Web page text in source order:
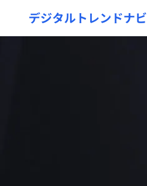
デジタルトレンドナビ